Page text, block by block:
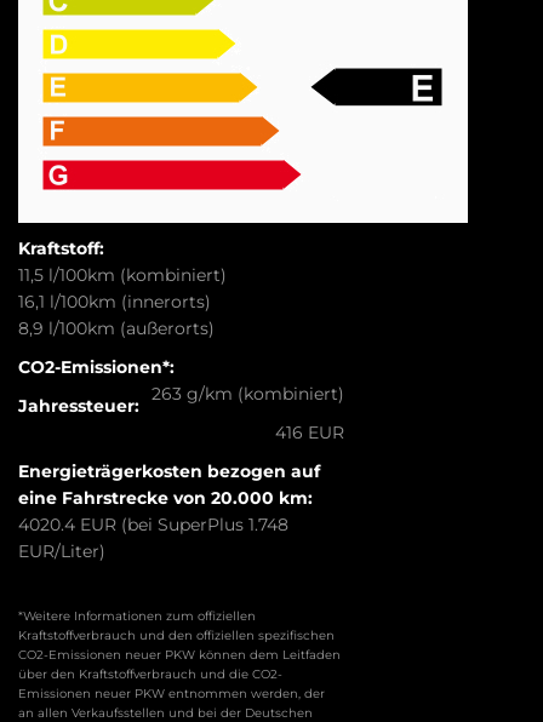
Kraftstoff:
11,5 l/100km (kombiniert)
16,1 l/100km (innerorts)
8,9 l/100km (außerorts)
CO2-Emissionen*:
263 g/km (kombiniert)
Jahressteuer:
416 EUR
Energieträgerkosten bezogen auf
eine Fahrstrecke von 20.000 km:
4020.4 EUR (bei SuperPlus 1.748
EUR/Liter)
*Weitere Informationen zum offiziellen
Kraftstoffverbrauch und den offiziellen spezifischen
CO2-Emissionen neuer PKW können dem Leitfaden
über den Kraftstoffverbrauch und die CO2-
Emissionen neuer PKW entnommen werden, der
an allen Verkaufsstellen und bei der Deutschen